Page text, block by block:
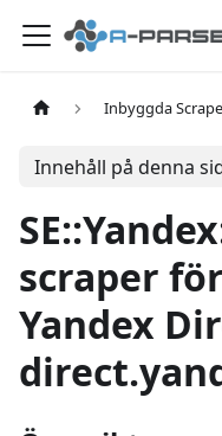
Inbyggda
Innehåll på denna
scraper
Yandex